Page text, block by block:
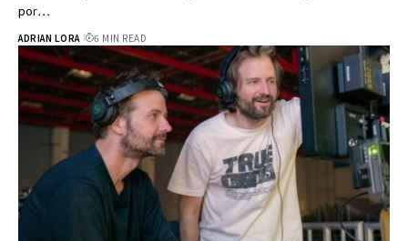
por…
ADRIAN LORA 6 MIN READ